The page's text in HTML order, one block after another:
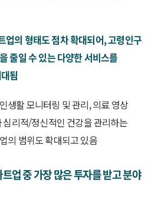
업의 형태도 점차 확대되어, 고령인구
줄일 수 있는 다양한 서비스를
됨
생활 모니터링 및 관리, 의료 영상
리적/정신적인 건강을 관리하는
의 범위도 확대되고 있음
업 중 가장 많은 투자를 받고 분야